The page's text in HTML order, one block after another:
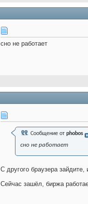
сно не работает
Сообщение от phobos
сно не работает
С другого браузера
Сейчас зашёл, биржа